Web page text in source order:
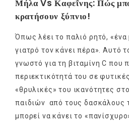
Μήλα Vs Καφεΐνης: Πώς
κρατήσουν ξύπνιο!
Όπως λέει το παλιό ρητό, «ένα
γιατρό τον κάνει πέρα». Αυτό
γνωστό για τη βιταμίνη C που
περιεκτικότητά του σε φυτικές
«θρυλικές» του ικανότητες
παιδιών από τους δασκάλους
μπορεί να κάνει το